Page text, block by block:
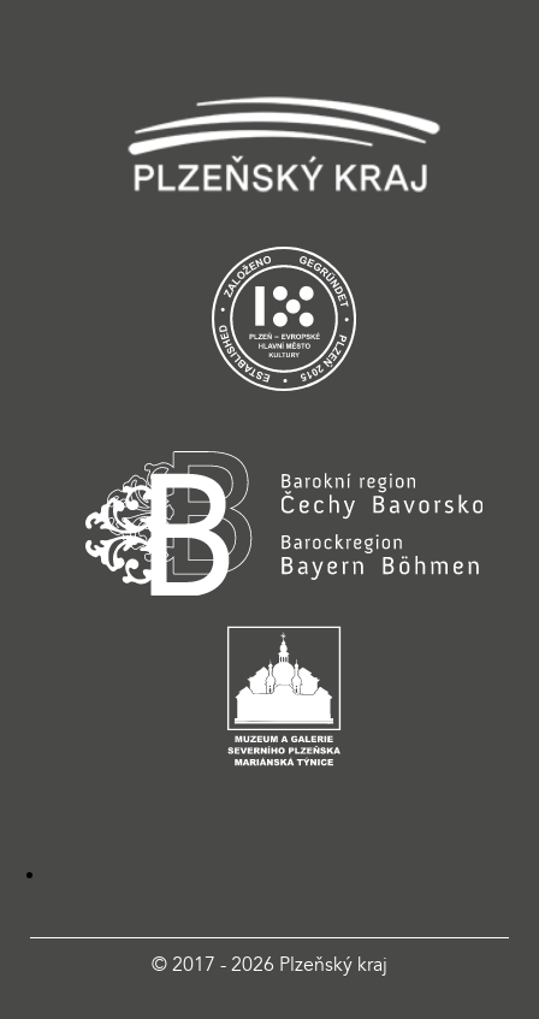
© 2017 - 2026 Plzeňský kraj